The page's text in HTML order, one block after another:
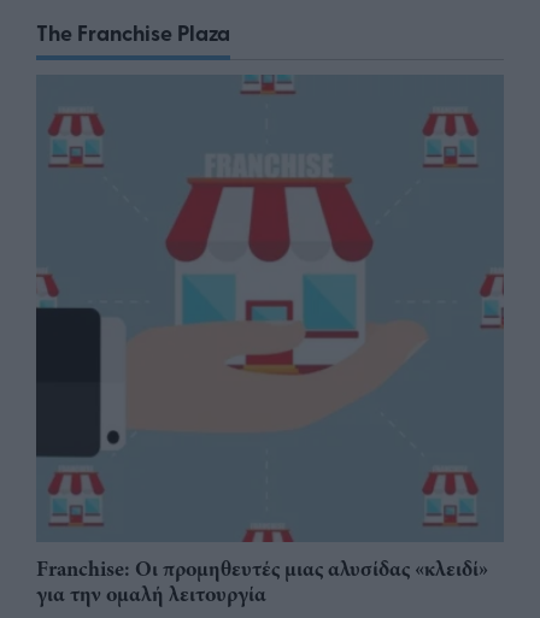
The Franchise Plaza
Franchise: Οι προμηθευτές μιας αλυσίδας «κλειδί»
για την ομαλή λειτουργία